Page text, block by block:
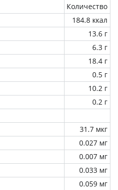
Количество
184.8 ккал
13.6 г
6.3 г
18.4 г
0.5 г
10.2 г
0.2 г
31.7 мкг
0.027 мг
0.007 мг
0.033 мг
0.059 мг